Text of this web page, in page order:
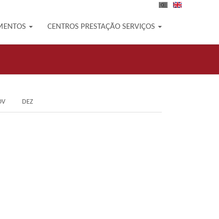
CENTROS PRESTAÇÃO SERVIÇOS
PT
DEZ